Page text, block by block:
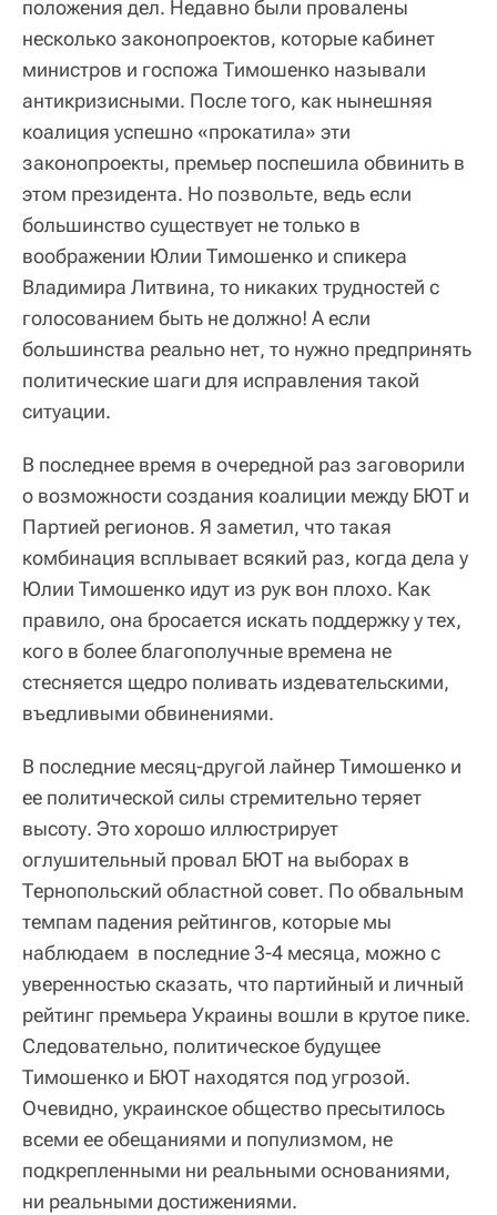
положения дел. Недавно были провалены
несколько законопроектов, которые кабинет
министров и госпожа Тимошенко называли
антикризисными. После того, как нынешняя
коалиция успешно «прокатила» эти
законопроекты, премьер поспешила обвинить в
этом президента. Но позвольте, ведь если
большинство существует не только в
воображении Юлии Тимошенко и спикера
Владимира Литвина, то никаких трудностей с
голосованием быть не должно! А если
большинства реально нет, то нужно предпринять
политические шаги для исправления такой
ситуации.
В последнее время в очередной раз заговорили
о возможности создания коалиции между БЮТ и
Партией регионов. Я заметил, что такая
комбинация всплывает всякий раз, когда дела у
Юлии Тимошенко идут из рук вон плохо. Как
правило, она бросается искать поддержку у тех,
кого в более благополучные времена не
стесняется щедро поливать издевательскими,
въедливыми обвинениями.
В последние месяц-другой лайнер Тимошенко и
ее политической силы стремительно теряет
высоту. Это хорошо иллюстрирует
оглушительный провал БЮТ на выборах в
Тернопольский областной совет. По обвальным
темпам падения рейтингов, которые мы
наблюдаем в последние 3-4 месяца, можно с
уверенностью сказать, что партийный и личный
рейтинг премьера Украины вошли в крутое пике.
Следовательно, политическое будущее
Тимошенко и БЮТ находятся под угрозой.
Очевидно, украинское общество пресытилось
всеми ее обещаниями и популизмом, не
подкрепленными ни реальными основаниями,
ни реальными достижениями.